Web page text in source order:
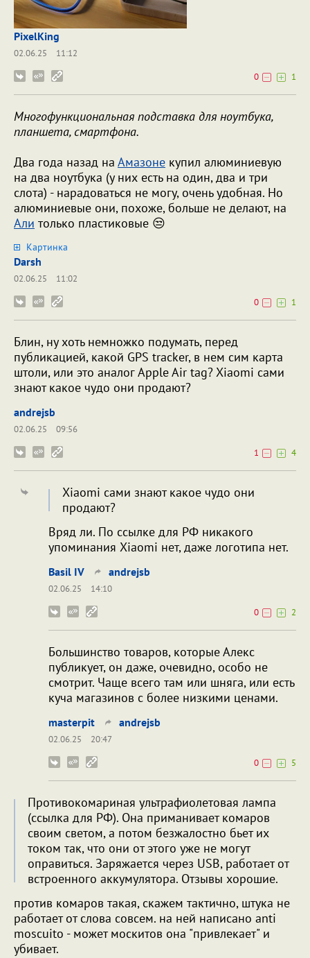
PixelKing
02.06.25
11:12
0
1
Многофункциональная подставка для ноутбука,
планшета, смартфона.
Два года назад на Амазоне купил алюминиевую
на два ноутбука (у них есть на один, два и три
слота) - нарадоваться не могу, очень удобная. Но
алюминиевые они, похоже, больше не делают, на
Али только пластиковые 😒
Картинка
Darsh
02.06.25
11:02
0
1
Блин, ну хоть немножко подумать, перед
публикацией, какой GPS tracker, в нем сим карта
штоли, или это аналог Apple Air tag? Xiaomi сами
знают какое чудо они продают?
andrejsb
02.06.25
09:56
1
4
Xiaomi сами знают какое чудо они
продают?
Вряд ли. По ссылке для РФ никакого
упоминания Xiaomi нет, даже логотипа нет.
Bаsil IV andrejsb
02.06.25
14:10
0
2
Большинство товаров, которые Алекс
публикует, он даже, очевидно, особо не
смотрит. Чаще всего там или шняга, или есть
куча магазинов с более низкими ценами.
masterpit andrejsb
02.06.25
20:47
0
5
Противокомариная ультрафиолетовая лампа
(ссылка для РФ). Она приманивает комаров
своим светом, а потом безжалостно бьет их
током так, что они от этого уже не могут
оправиться. Заряжается через USB, работает от
встроенного аккумулятора. Отзывы хорошие.
против комаров такая, скажем тактично, штука не
работает от слова совсем. на ней написано anti
moscuito - может москитов она "привлекает" и
убивает.